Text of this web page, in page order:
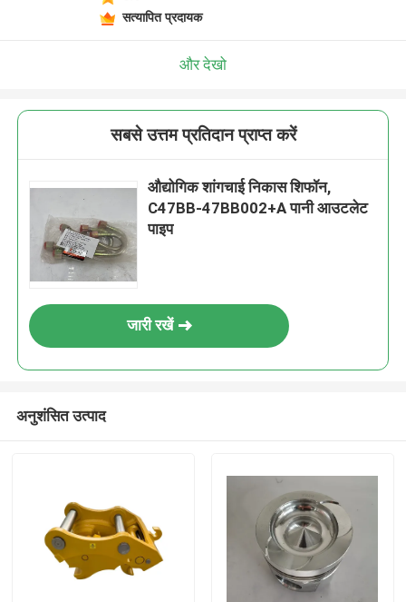
सत्यापित प्रदायक
और देखो
सबसे उत्तम प्रतिदान प्राप्त करें
औद्योगिक शांगचाई निकास शिफॉन,
C47BB-47BB002+A पानी आउटलेट
पाइप
जारी रखें
अनुशंसित उत्पाद